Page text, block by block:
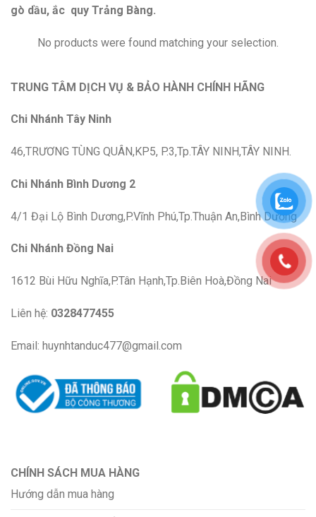
gò dầu, ắc quy Trảng Bàng.
No products were found matching your selection.
TRUNG TÂM DỊCH VỤ & BẢO HÀNH CHÍNH HÃNG
Chi Nhánh Tây Ninh
46,TRƯƠNG TÙNG QUÂN,KP5, P.3,Tp.TÂY NINH,TÂY NINH.
Chi Nhánh Bình Dương 2
4/1 Đại Lộ Bình Dương,P.Vĩnh Phú,Tp.Thuận An,Bình Dương
Chi Nhánh Đồng Nai
1612 Bùi Hữu Nghĩa,P.Tân Hạnh,Tp.Biên Hoà,Đồng Nai
Liên hệ: 0328477455
Email: huynhtanduc477@gmail.com
CHÍNH SÁCH MUA HÀNG
Hướng dẫn mua hàng